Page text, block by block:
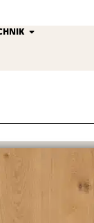
Gruppe
Öffne Technik